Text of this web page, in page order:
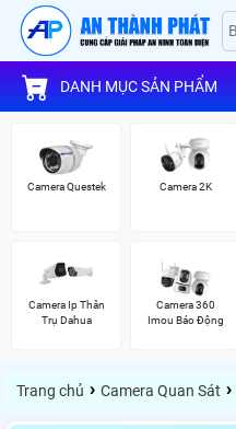
DANH MỤC SẢN PHẨM
Camera Questek Camera 2K
Camera Ip Thân
Trụ Dahua
Camera 360
Imou Báo Động
Trang chủ › Camera Quan Sát ›